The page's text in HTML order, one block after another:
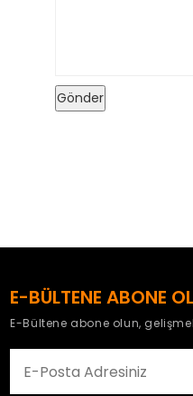
E-BÜLTENE ABONE
E-Bültene abone olun,